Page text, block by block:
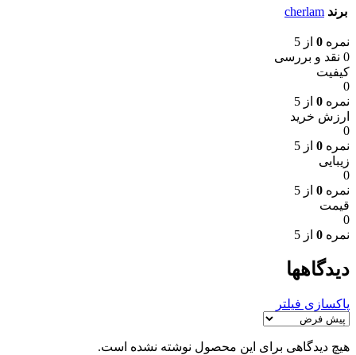
برند cherlam
نمره 0 از 5
0 نقد و بررسی
کیفیت
0
نمره 0 از 5
ارزش خرید
0
نمره 0 از 5
زیبایی
0
نمره 0 از 5
قیمت
0
نمره 0 از 5
دیدگاهها
پاکسازی فیلتر
هیچ دیدگاهی برای این محصول نوشته نشده است.